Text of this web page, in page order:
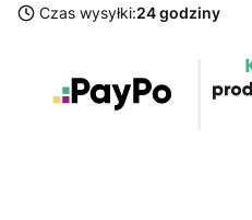
Czas wysyłki:24 godziny